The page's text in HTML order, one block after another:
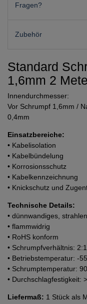
Fragen?
Zubehör
Standard
1,6mm 2
Innendurchmesser:
Vor Schrumpf 1,6mm /
0,4mm
Einsatzbereiche:
• Kabelisolation
• Kabelbündelung
• Korrosionsschutz
• Kabelkennzeichnung
• Knickschutz und
Technische Details:
• dünnwandiges,
• flammwidrig
• RoHS konform
• Schrumpfverhältnis:
• Betriebstemperatur: -
• Schrumptemperatur:
• Durchschlagfestigkeit:
Liefermaß: 1 Stück als